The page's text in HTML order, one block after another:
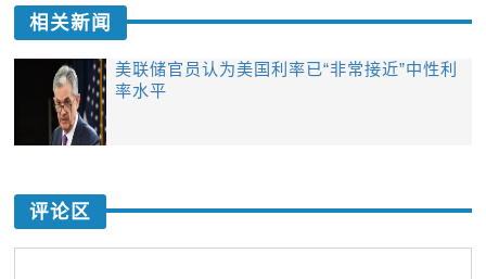
相关新闻
美联储官员认为美国利率已“非常接近”中性利
率水平
评论区